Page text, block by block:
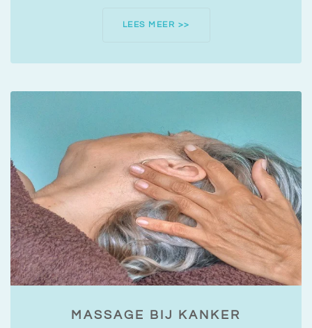
LEES MEER >>
MASSAGE BIJ KANKER